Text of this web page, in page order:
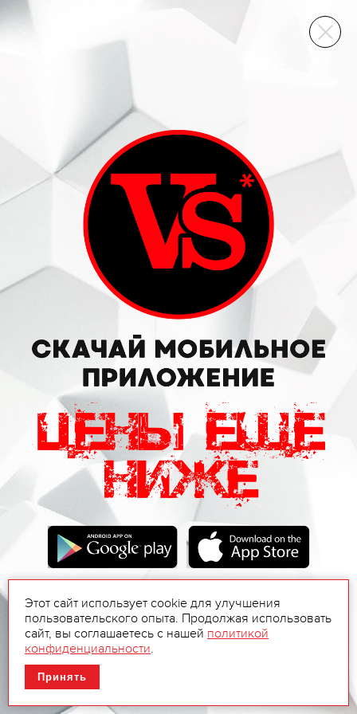
ВИННЫЙ СКЛАД
Этот сайт использует cookie для улучшения
пользовательского опыта. Продолжая использовать
сайт, вы соглашаетесь с нашей политикой
конфиденциальности.
Принять